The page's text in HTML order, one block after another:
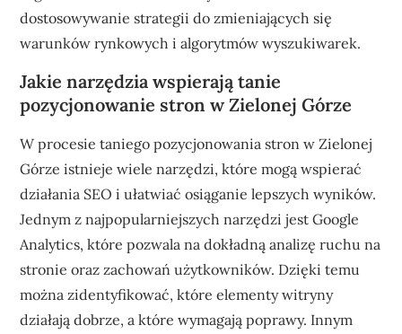
dostosowywanie strategii do zmieniających się
warunków rynkowych i algorytmów wyszukiwarek.
Jakie narzędzia wspierają tanie
pozycjonowanie stron w Zielonej Górze
W procesie taniego pozycjonowania stron w Zielonej
Górze istnieje wiele narzędzi, które mogą wspierać
działania SEO i ułatwiać osiąganie lepszych wyników.
Jednym z najpopularniejszych narzędzi jest Google
Analytics, które pozwala na dokładną analizę ruchu na
stronie oraz zachowań użytkowników. Dzięki temu
można zidentyfikować, które elementy witryny
działają dobrze, a które wymagają poprawy. Innym